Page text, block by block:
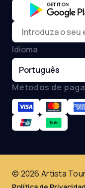
Idioma
Português
Métodos de
© 2026 Artista